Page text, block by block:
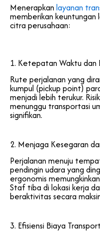
Menerapkan layanan
memberikan keuntungan
citra perusahaan:
1. Ketepatan Waktu dan
Rute perjalanan yang
kumpul (pickup point)
menjadi lebih terukur.
menunggu transportasi
signifikan.
2. Menjaga Kesegaran
Perjalanan menuju
pendingin udara yang
ergonomis
Staf tiba di lokasi kerja
beraktivitas secara
3. Efisiensi Biaya